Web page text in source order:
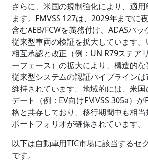
さらに、米国の規制強化により、適
ます。FMVSS 127は、2029年までに
含むAEB/FCWを義務付け、ADASパッ
従来型車両の検証を拡大しています。
相互承認と改正（例：UN R79ステア
ーフェース）の拡大により、構造的な
従来型システムの認証パイプライン
維持されています。地域的には、米
デート（例：EV向けFMVSS 305a）が
格と共存しており、移行期間中も相
ポートフォリオが確保されています。
以下は自動車用TIC市場に該当するセ
です。